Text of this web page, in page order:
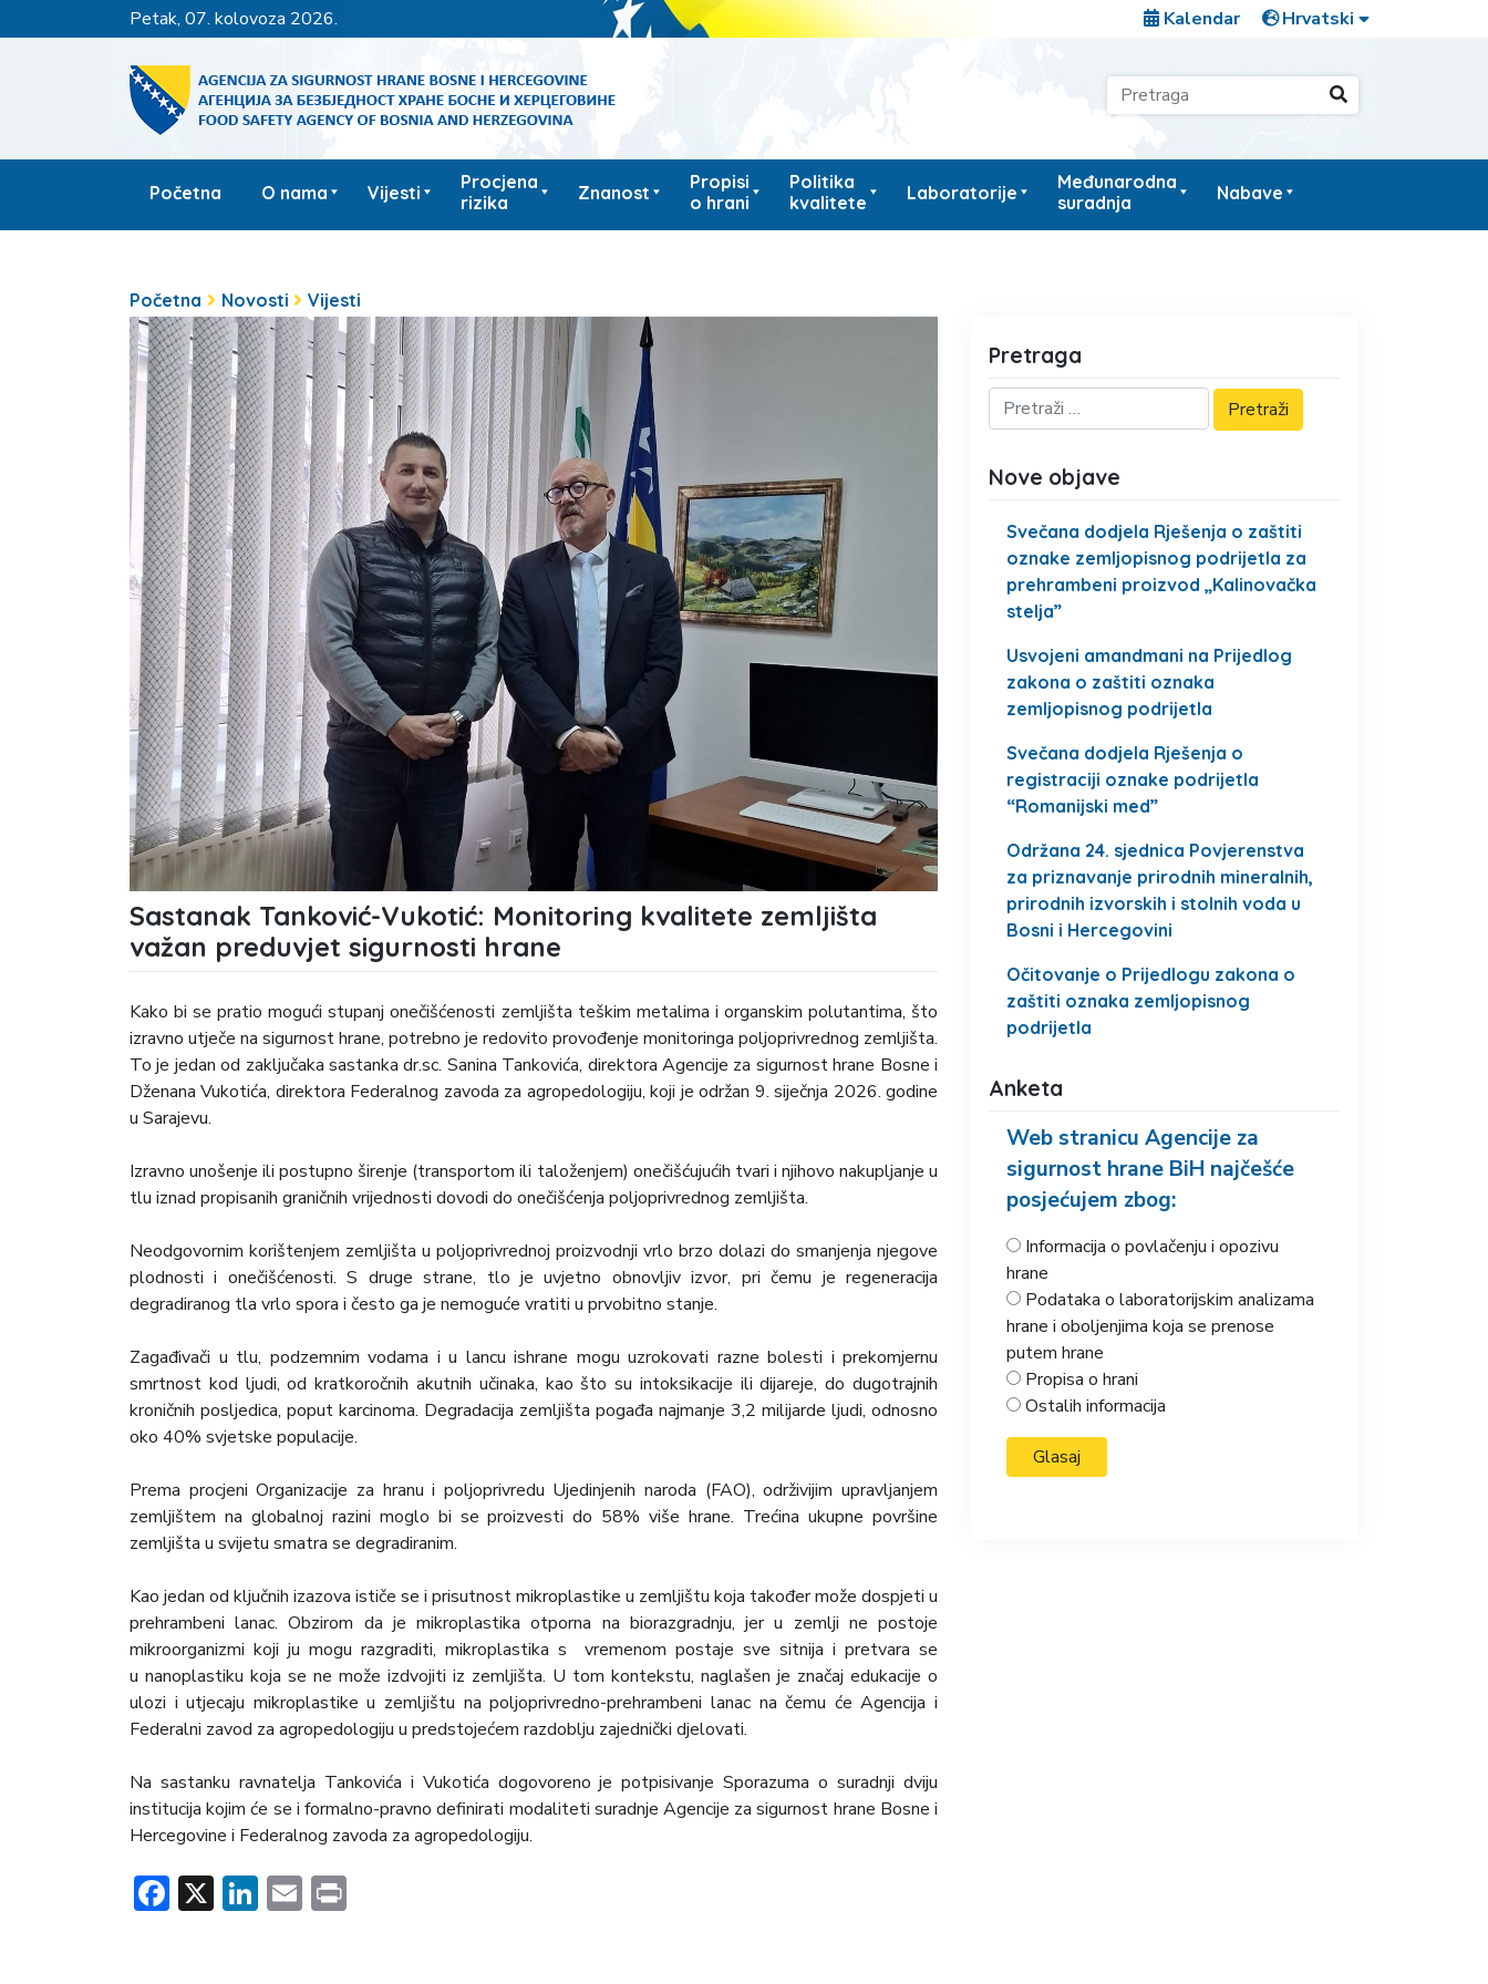
petak, 07. kolovoza 2026. Kalendar
Početna O nama Vijesti
Procjena
rizika
Znanost
Propisi
o hrani
Politika
kvalitete
Laboratorije
Međunarodna
suradnja
Nabave
Početna Novosti Vijesti
Sastanak Tanković-Vukotić: Monitoring kvalitete zemljišta
važan preduvjet sigurnosti hrane
Kako bi se pratio mogući stupanj onečišćenosti zemljišta teškim metalima i organskim polutantima, što
izravno utječe na sigurnost hrane, potrebno je redovito provođenje monitoringa poljoprivrednog zemljišta.
To je jedan od zaključaka sastanka dr.sc. Sanina Tankovića, direktora Agencije za sigurnost hrane Bosne i
Dženana Vukotića, direktora Federalnog zavoda za agropedologiju, koji je održan 9. siječnja 2026. godine
u Sarajevu.
Izravno unošenje ili postupno širenje (transportom ili taloženjem) onečišćujućih tvari i njihovo nakupljanje u
tlu iznad propisanih graničnih vrijednosti dovodi do onečišćenja poljoprivrednog zemljišta.
Neodgovornim korištenjem zemljišta u poljoprivrednoj proizvodnji vrlo brzo dolazi do smanjenja njegove
plodnosti i onečišćenosti. S druge strane, tlo je uvjetno obnovljiv izvor, pri čemu je regeneracija
degradiranog tla vrlo spora i često ga je nemoguće vratiti u prvobitno stanje.
Zagađivači u tlu, podzemnim vodama i u lancu ishrane mogu uzrokovati razne bolesti i prekomjernu
smrtnost kod ljudi, od kratkoročnih akutnih učinaka, kao što su intoksikacije ili dijareje, do dugotrajnih
kroničnih posljedica, poput karcinoma. Degradacija zemljišta pogađa najmanje 3,2 milijarde ljudi, odnosno
oko 40% svjetske populacije.
Prema procjeni Organizacije za hranu i poljoprivredu Ujedinjenih naroda (FAO), održivijim upravljanjem
zemljištem na globalnoj razini moglo bi se proizvesti do 58% više hrane. Trećina ukupne površine
zemljišta u svijetu smatra se degradiranim.
Kao jedan od ključnih izazova ističe se i prisutnost mikroplastike u zemljištu koja također može dospjeti u
prehrambeni lanac. Obzirom da je mikroplastika otporna na biorazgradnju, jer u zemlji ne postoje
mikroorganizmi koji ju mogu razgraditi, mikroplastika s vremenom postaje sve sitnija i pretvara se
u nanoplastiku koja se ne može izdvojiti iz zemljišta. U tom kontekstu, naglašen je značaj edukacije o
ulozi i utjecaju mikroplastike u zemljištu na poljoprivredno-prehrambeni lanac na čemu će Agencija i
Federalni zavod za agropedologiju u predstojećem razdoblju zajednički djelovati.
Na sastanku ravnatelja Tankovića i Vukotića dogovoreno je potpisivanje Sporazuma o suradnji dviju
institucija kojim će se i formalno-pravno definirati modaliteti suradnje Agencije za sigurnost hrane Bosne i
Hercegovine i Federalnog zavoda za agropedologiju.
Facebook
X LinkedIn
Email
Pretraga
Nove objave
Svečana dodjela Rješenja o zaštiti
oznake zemljopisnog podrijetla za
prehrambeni proizvod „Kalinovačka
stelja”
Usvojeni amandmani na Prijedlog
zakona o zaštiti oznaka
zemljopisnog podrijetla
Svečana dodjela Rješenja o
registraciji oznake podrijetla
“Romanijski med”
Održana 24. sjednica Povjerenstva
za priznavanje prirodnih mineralnih,
prirodnih izvorskih i stolnih voda u
Bosni i Hercegovini
Očitovanje o Prijedlogu zakona o
zaštiti oznaka zemljopisnog
podrijetla
Anketa
Web stranicu Agencije za
sigurnost hrane BiH najčešće
posjećujem zbog:
Informacija o povlačenju i opozivu
hrane
Podataka o laboratorijskim analizama
hrane i oboljenjima koja se prenose
putem hrane
Propisa o hrani
Ostalih informacija